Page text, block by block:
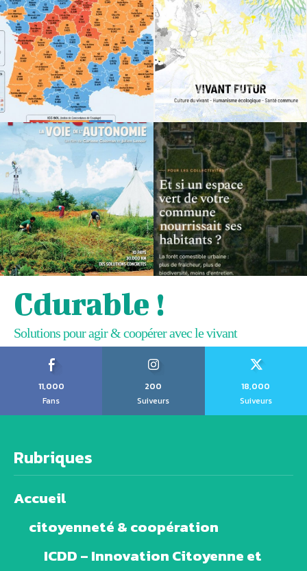
Cdurable !
Solutions pour agir & coopérer avec le vivant
11,000
Fans
200
Suiveurs
18,000
Suiveurs
Rubriques
Accueil
citoyenneté & coopération
ICDD – Innovation Citoyenne et